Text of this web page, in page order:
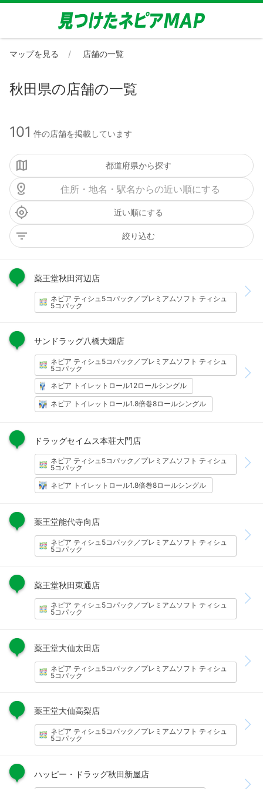
マップを見る 店舗の一覧
秋田県の店舗の一覧
101 件の店舗を掲載しています
都道府県から探す
近い順にする
絞り込む
薬王堂秋田河辺店
ネピア ティシュ5コパック／プレミアムソフト ティシュ
5コパック
サンドラッグ八橋大畑店
ネピア ティシュ5コパック／プレミアムソフト ティシュ
5コパック
ネピア トイレットロール12ロールシングル
ネピア トイレットロール1.8倍巻8ロールシングル
ドラッグセイムス本荘大門店
ネピア ティシュ5コパック／プレミアムソフト ティシュ
5コパック
ネピア トイレットロール1.8倍巻8ロールシングル
薬王堂能代寺向店
ネピア ティシュ5コパック／プレミアムソフト ティシュ
5コパック
薬王堂秋田東通店
ネピア ティシュ5コパック／プレミアムソフト ティシュ
5コパック
薬王堂大仙太田店
ネピア ティシュ5コパック／プレミアムソフト ティシュ
5コパック
薬王堂大仙高梨店
ネピア ティシュ5コパック／プレミアムソフト ティシュ
5コパック
ハッピー・ドラッグ秋田新屋店